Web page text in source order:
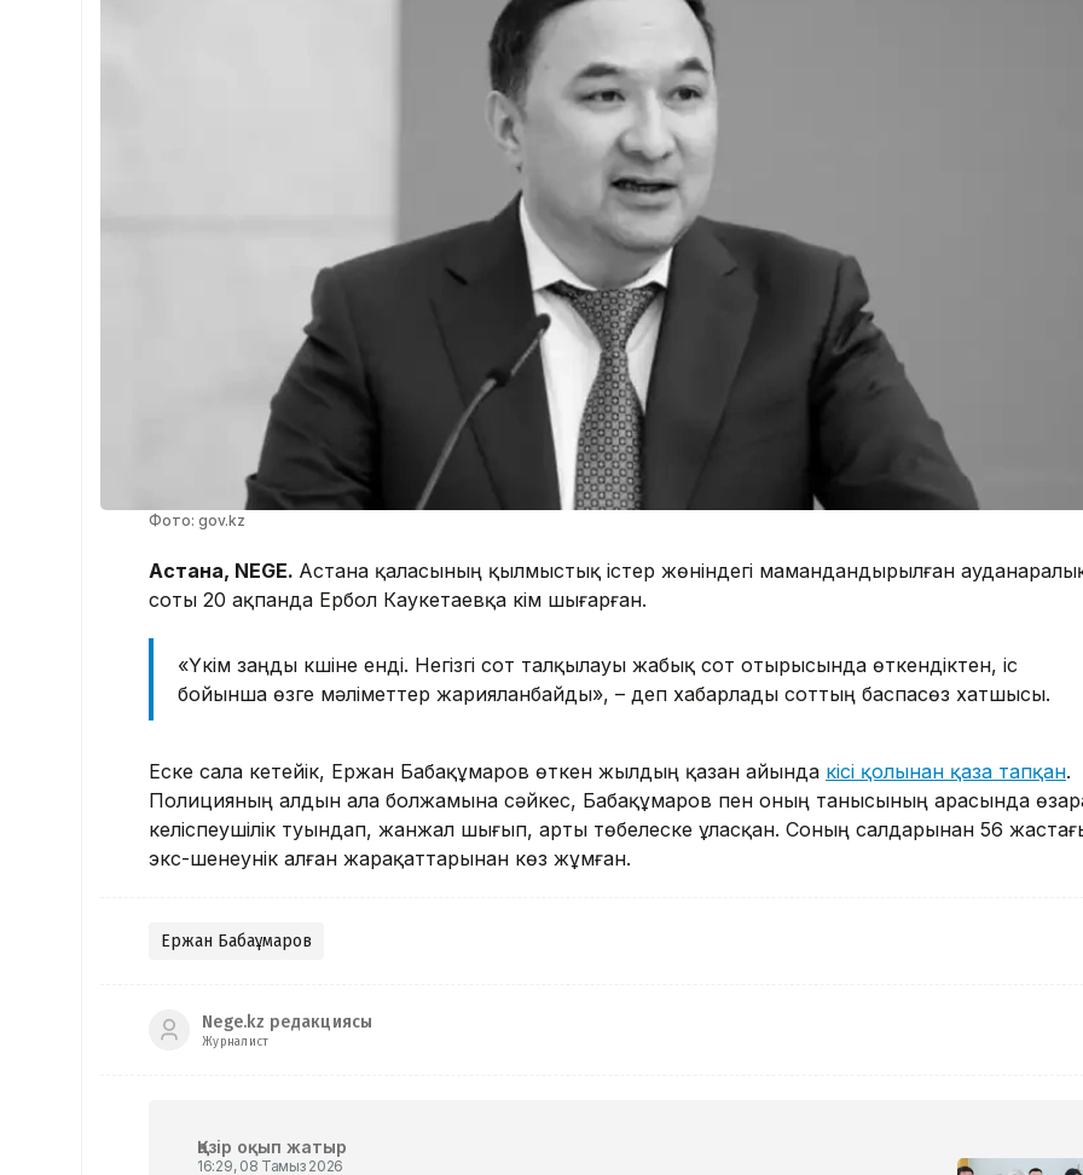
Фото: gov.kz
Астана, NEGE. Астана қаласының қылмыстық істер жөніндегі мамандандырылған
соты 20 ақпанда Ербол Каукетаевқа үкім шығарған.
«Үкім заңды күшіне енді. Негізгі сот талқылауы жабық сот отырысында өткендіктен, іс
бойынша өзге мәліметтер жарияланбайды», – деп хабарлады соттың баспасөз хатшысы.
Еске сала кетейік, Ержан Бабақұмаров өткен жылдың қазан айында кісі қолынан қаза тапқан.
Полицияның алдын ала болжамына сәйкес, Бабақұмаров пен оның танысының арасында
келіспеушілік туындап, жанжал шығып, арты төбелеске ұласқан. Соның салдарынан 56
экс-шенеунік алған жарақаттарынан көз жұмған.
Ержан Бабақұмаров
Nege.kz редакциясы
Журналист
Қазір оқып жатыр
16:29, 08 Тамыз 2026